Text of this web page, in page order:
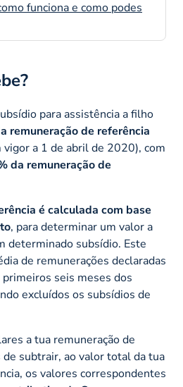
funciona e como podes
para assistência a filho
remuneração de referência
vigor a 1 de abril de 2020), com
da remuneração de
é calculada com base
, para determinar um valor a
determinado subsídio. Este
de remunerações declaradas
primeiros seis meses dos
excluídos os subsídios de
a tua remuneração de
subtrair, ao valor total da tua
os valores correspondentes